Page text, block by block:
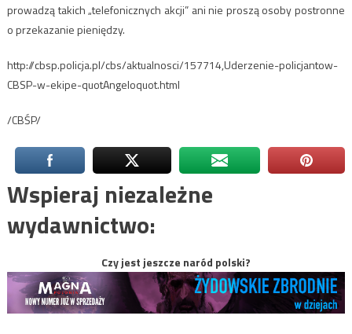
prowadzą takich „telefonicznych akcji” ani nie proszą osoby postronne
o przekazanie pieniędzy.
http://cbsp.policja.pl/cbs/aktualnosci/157714,Uderzenie-policjantow-
CBSP-w-ekipe-quotAngeloquot.html
/CBŚP/
Wspieraj niezależne
wydawnictwo:
Czy jest jeszcze naród polski?